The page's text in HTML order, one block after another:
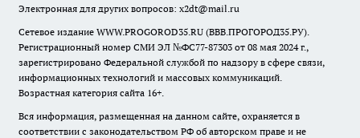
Электронная для других вопросов: x2dt@mail.ru
Сетевое издание WWW.PROGOROD35.RU (ВВВ.ПРОГОРОД35.РУ).
Регистрационный номер СМИ ЭЛ №ФС77-87303 от 08 мая 2024 г.,
зарегистрировано Федеральной службой по надзору в сфере связи,
информационных технологий и массовых коммуникаций.
Возрастная категория сайта 16+.
Вся информация, размещенная на данном сайте, охраняется в
соответствии с законодательством РФ об авторском праве и не